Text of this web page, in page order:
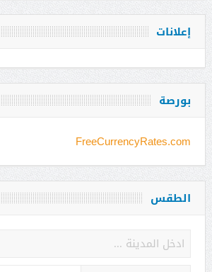
إعلانات
بورصة
FreeCurrencyRates.com
الطقس